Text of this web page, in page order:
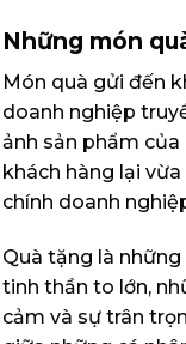
Những món
Món quà gửi đến
doanh nghiệp
ảnh sản phẩm
khách hàng lại
chính doanh
Quà tặng là
tinh thần to lớn,
cảm và sự trân